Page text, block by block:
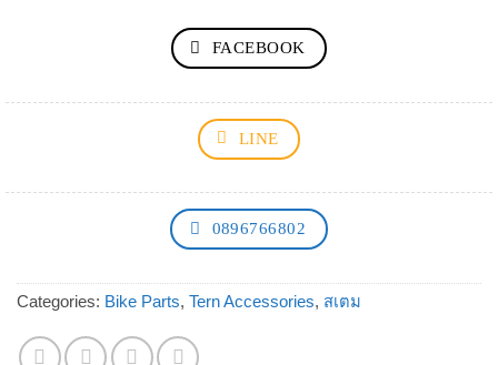
FACEBOOK
LINE
0896766802
Categories: Bike Parts, Tern Accessories, สเตม